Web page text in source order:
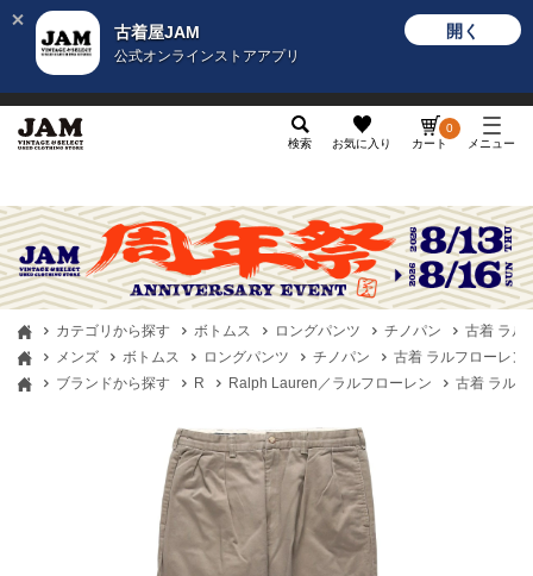
古着屋JAM
公式オンラインストアアプリ
開く
検索 お気に入り カート
0
メニュー
カテゴリから探す ボトムス ロングパンツ チノパン
古着 ラル
メンズ
ボトムス ロングパンツ チノパン
古着 ラルフローレ
ブランドから探す
R Ralph Lauren／ラルフローレン 古着 ラル